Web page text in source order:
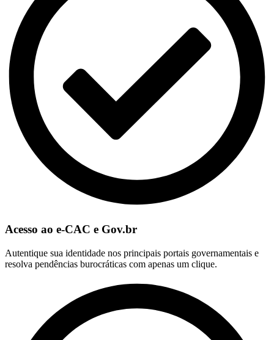
Acesso ao e-CAC e Gov.br
Autentique sua identidade nos principais portais governamentais e
resolva pendências burocráticas com apenas um clique.